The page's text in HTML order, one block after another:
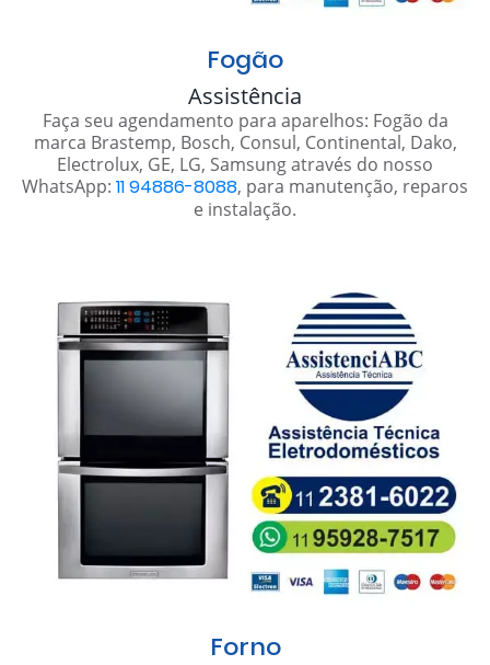
Fogão
Assistência
Faça seu agendamento para aparelhos: Fogão da
marca Brastemp, Bosch, Consul, Continental, Dako,
Electrolux, GE, LG, Samsung através do nosso
WhatsApp: 11 94886-8088, para manutenção, reparos
e instalação.
Forno